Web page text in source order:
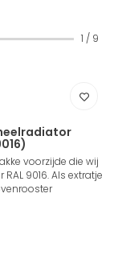
1 / 9
voorzijde die wij
9016. Als extratje